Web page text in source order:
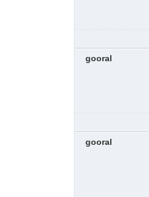
gooral
gooral